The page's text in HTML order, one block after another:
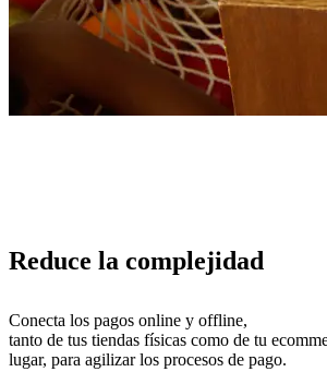
Reduce la complejidad
Conecta los pagos online y offline,
tanto de tus tiendas físicas como de tu
lugar, para agilizar los procesos de pago.